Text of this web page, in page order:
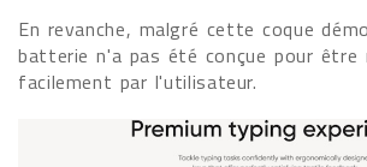
En revanche, malgré cette coque
batterie n'a pas été conçue pour être
facilement par l'utilisateur.